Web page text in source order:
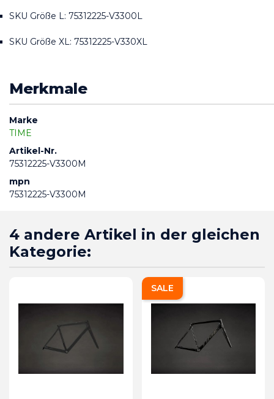
SKU Größe L: 75312225-V3300L
SKU Größe XL: 75312225-V330XL
Merkmale
Marke
TIME
Artikel-Nr.
75312225-V3300M
mpn
75312225-V3300M
4 andere Artikel in der gleichen
Kategorie:
SALE